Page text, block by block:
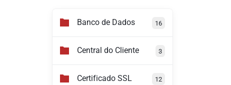
Banco de Dados 16
Central do Cliente 3
Certificado SSL 12